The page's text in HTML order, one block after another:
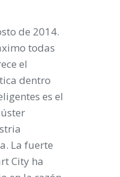
de 2014.
todas
el
dentro
es el
La fuerte
City ha